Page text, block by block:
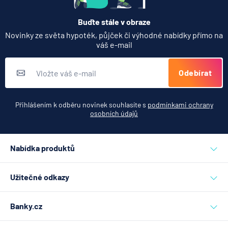
Buďte stále v obraze
Novinky ze světa hypoték, půjček či výhodné nabídky přímo na
váš e-mail
Odebírat
Přihlášením k odběru novinek souhlasíte s podmínkami ochrany
osobních údajů
Nabídka produktů
Užitečné odkazy
Banky.cz